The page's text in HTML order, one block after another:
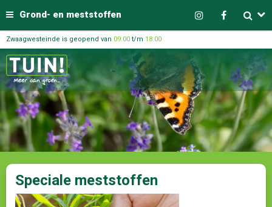
Grond- en meststoffen
Zwaagwesteinde is geopend van 09:00 t/m 18:00
Speciale meststoffen